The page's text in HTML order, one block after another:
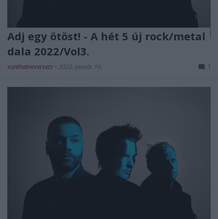
Adj egy ötöst! - A hét 5 új rock/metal
dala 2022/Vol3.
sunthatneversets • 2022. január 16. 1